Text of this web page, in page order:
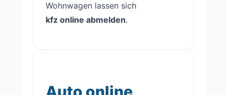
Wohnwagen lassen sich
kfz online abmelden.